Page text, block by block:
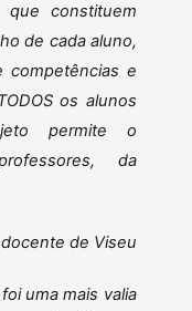
constituem
de cada aluno,
e
os alunos
permite o
da
de Viseu
uma mais valia